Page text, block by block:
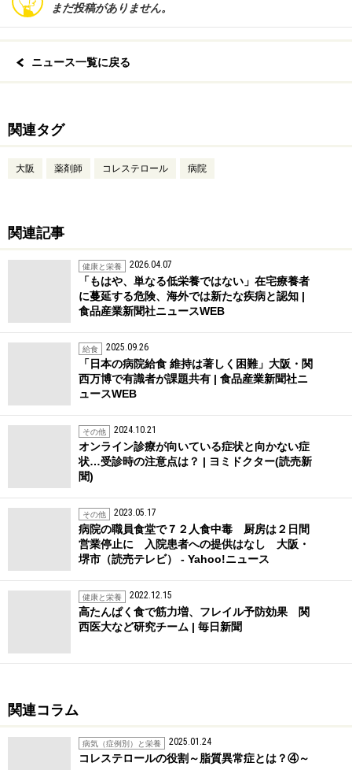
まだ投稿がありません。
ニュース一覧に戻る
関連タグ
大阪 薬剤師 コレステロール 病院
関連記事
健康と栄養 2026.04.07
「もはや、単なる低栄養ではない」在宅療養者
に蔓延する危険、海外では新たな疾病と認知 |
食品産業新聞社ニュースWEB
給食 2025.09.26
「日本の病院給食 維持は著しく困難」大阪・関
西万博で有識者が課題共有 | 食品産業新聞社ニ
ュースWEB
その他 2024.10.21
オンライン診療が向いている症状と向かない症
状…受診時の注意点は？ | ヨミドクター(読売新
聞)
その他 2023.05.17
病院の職員食堂で７２人食中毒 厨房は２日間
営業停止に 入院患者への提供はなし 大阪・
堺市（読売テレビ） - Yahoo!ニュース
健康と栄養 2022.12.15
高たんぱく食で筋力増、フレイル予防効果 関
西医大など研究チーム | 毎日新聞
関連コラム
病気（症例別）と栄養 2025.01.24
コレステロールの役割～脂質異常症とは？④～